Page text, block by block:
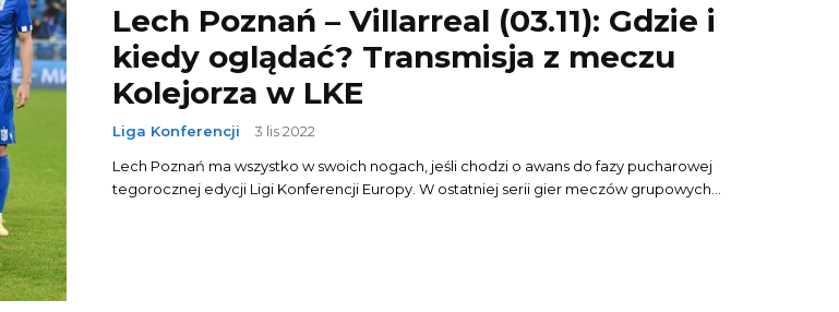
Lech Poznań – Villarreal (03.11): Gdzie i
kiedy oglądać? Transmisja z meczu
Kolejorza w LKE
Liga Konferencji
3 lis 2022
Lech Poznań ma wszystko w swoich nogach, jeśli chodzi o awans do fazy pucharowej
tegorocznej edycji Ligi Konferencji Europy. W ostatniej serii gier meczów grupowych...